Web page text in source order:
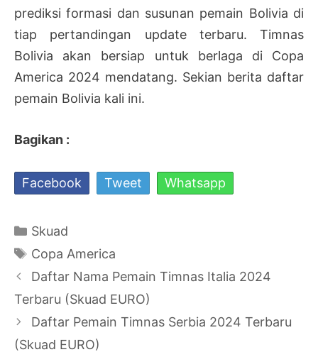
prediksi formasi dan susunan pemain Bolivia di
tiap pertandingan update terbaru. Timnas
Bolivia akan bersiap untuk berlaga di Copa
America 2024 mendatang. Sekian berita daftar
pemain Bolivia kali ini.
Bagikan :
Facebook Tweet Whatsapp
Kategori
Skuad
Tag
Copa America
Navigasi
Tulisan
Daftar Nama Pemain Timnas Italia 2024
Terbaru (Skuad EURO)
Daftar Pemain Timnas Serbia 2024 Terbaru
(Skuad EURO)